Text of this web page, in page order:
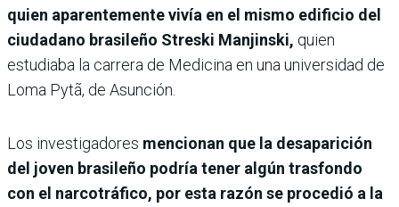
quien aparentemente vivía en el mismo edificio del
ciudadano brasileño Streski Manjinski, quien
estudiaba la carrera de Medicina en una universidad de
Loma Pytã, de Asunción.
Los investigadores mencionan que la desaparición
del joven brasileño podría tener algún trasfondo
con el narcotráfico, por esta razón se procedió a la